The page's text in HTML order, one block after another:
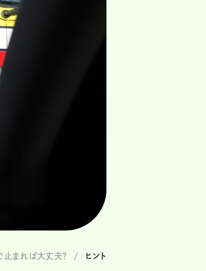
まれば大丈夫？ ヒント